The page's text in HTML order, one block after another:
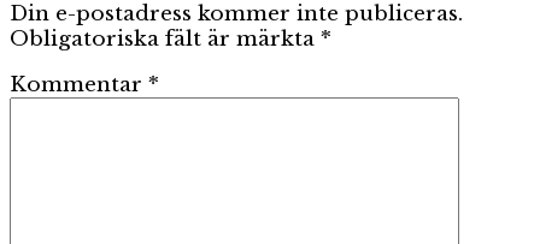
Din e-postadress kommer inte publiceras.
Obligatoriska fält är märkta *
Kommentar *